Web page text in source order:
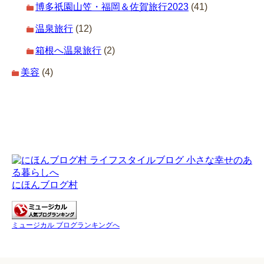
博多祇園山笠・福岡＆佐賀旅行2023 (41)
温泉旅行 (12)
箱根へ温泉旅行 (2)
美容 (4)
にほんブログ村
ミュージカル ブログランキングへ